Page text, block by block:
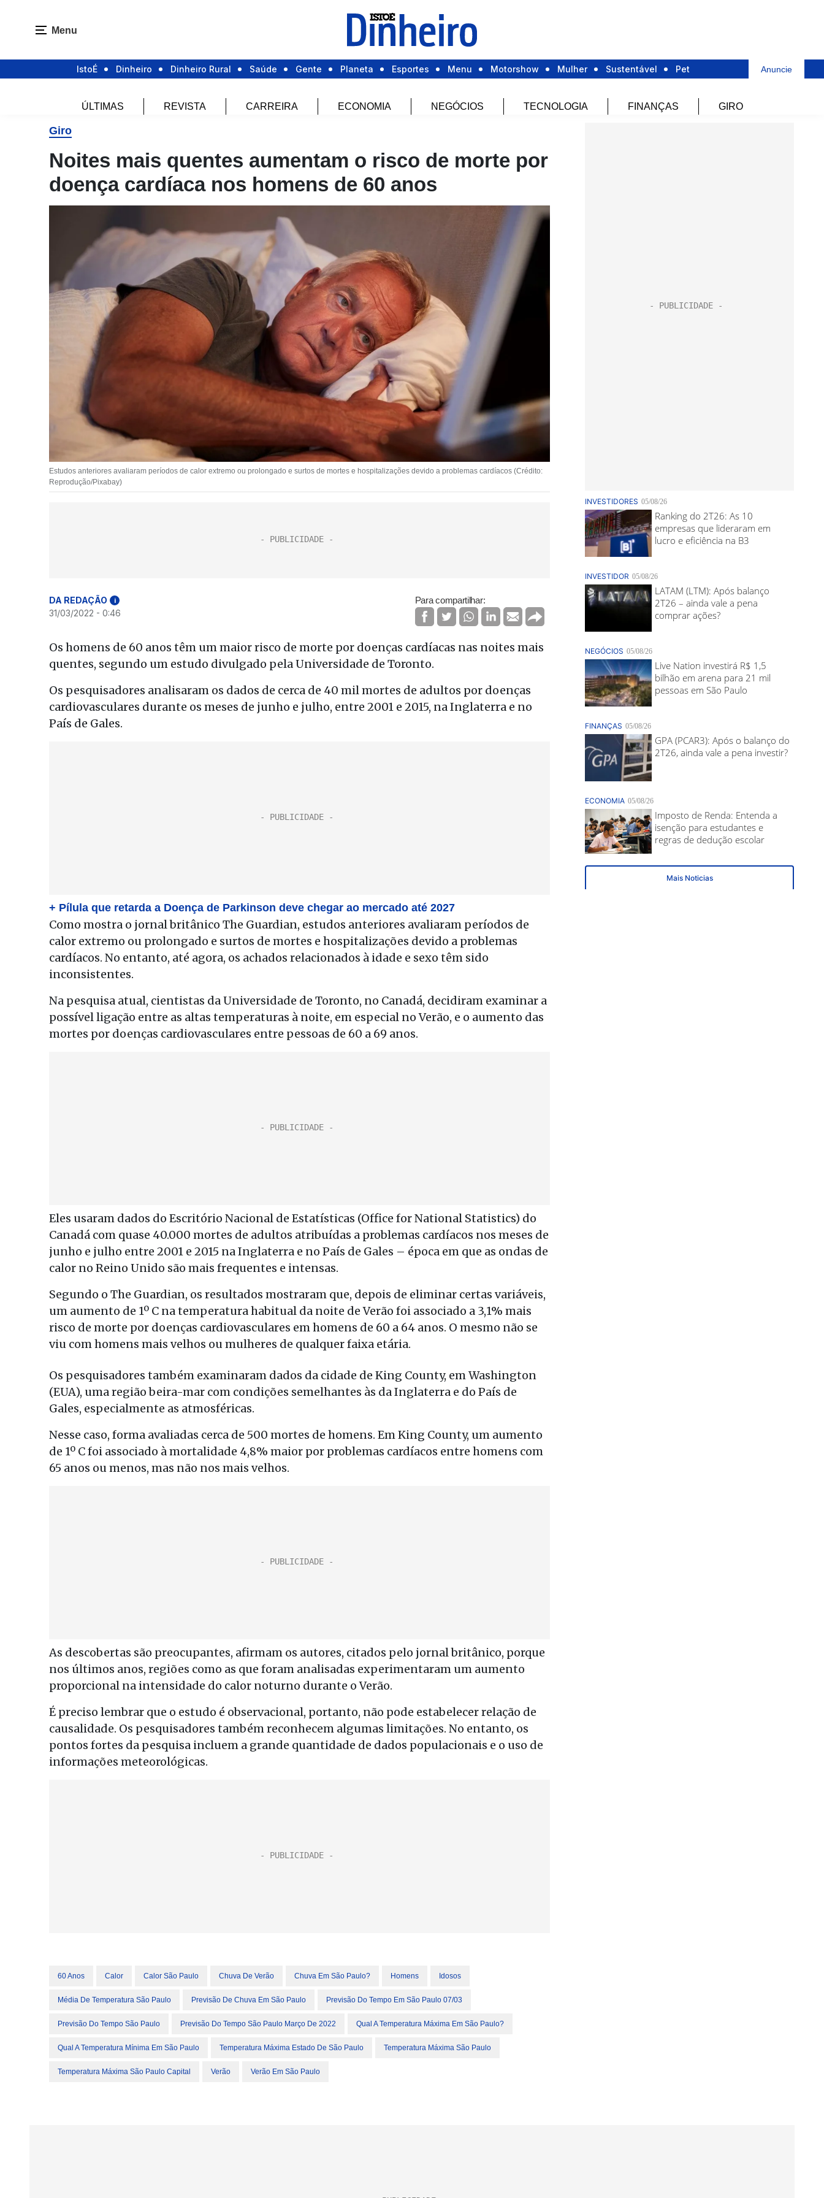
Menu
IstoÉ Dinheiro Dinheiro Rural Saúde Gente Planeta Esportes Menu Motorshow Mulher Sustentável Pet Anuncie
ÚLTIMAS REVISTA CARREIRA ECONOMIA NEGÓCIOS TECNOLOGIA FINANÇAS GIRO
Giro
Noites mais quentes aumentam o risco de morte por
doença cardíaca nos homens de 60 anos
Estudos anteriores avaliaram períodos de calor extremo ou prolongado e surtos de mortes e hospitalizações devido a problemas cardíacos (Crédito:
Reprodução/Pixabay)
DA REDAÇÃO i
31/03/2022 - 0:46
Para compartilhar:
Os homens de 60 anos têm um maior risco de morte por doenças cardíacas nas noites mais
quentes, segundo um estudo divulgado pela Universidade de Toronto.
Os pesquisadores analisaram os dados de cerca de 40 mil mortes de adultos por doenças
cardiovasculares durante os meses de junho e julho, entre 2001 e 2015, na Inglaterra e no
País de Gales.
+ Pílula que retarda a Doença de Parkinson deve chegar ao mercado até 2027
Como mostra o jornal britânico The Guardian, estudos anteriores avaliaram períodos de
calor extremo ou prolongado e surtos de mortes e hospitalizações devido a problemas
cardíacos. No entanto, até agora, os achados relacionados à idade e sexo têm sido
inconsistentes.
Na pesquisa atual, cientistas da Universidade de Toronto, no Canadá, decidiram examinar a
possível ligação entre as altas temperaturas à noite, em especial no Verão, e o aumento das
mortes por doenças cardiovasculares entre pessoas de 60 a 69 anos.
Eles usaram dados do Escritório Nacional de Estatísticas (Office for National Statistics) do
Canadá com quase 40.000 mortes de adultos atribuídas a problemas cardíacos nos meses de
junho e julho entre 2001 e 2015 na Inglaterra e no País de Gales – época em que as ondas de
calor no Reino Unido são mais frequentes e intensas.
Segundo o The Guardian, os resultados mostraram que, depois de eliminar certas variáveis,
um aumento de 1º C na temperatura habitual da noite de Verão foi associado a 3,1% mais
risco de morte por doenças cardiovasculares em homens de 60 a 64 anos. O mesmo não se
viu com homens mais velhos ou mulheres de qualquer faixa etária.
Os pesquisadores também examinaram dados da cidade de King County, em Washington
(EUA), uma região beira-mar com condições semelhantes às da Inglaterra e do País de
Gales, especialmente as atmosféricas.
Nesse caso, forma avaliadas cerca de 500 mortes de homens. Em King County, um aumento
de 1º C foi associado à mortalidade 4,8% maior por problemas cardíacos entre homens com
65 anos ou menos, mas não nos mais velhos.
As descobertas são preocupantes, afirmam os autores, citados pelo jornal britânico, porque
nos últimos anos, regiões como as que foram analisadas experimentaram um aumento
proporcional na intensidade do calor noturno durante o Verão.
É preciso lembrar que o estudo é observacional, portanto, não pode estabelecer relação de
causalidade. Os pesquisadores também reconhecem algumas limitações. No entanto, os
pontos fortes da pesquisa incluem a grande quantidade de dados populacionais e o uso de
informações meteorológicas.
60 Anos Calor Calor São Paulo Chuva De Verão Chuva Em São Paulo? Homens Idosos
Média De Temperatura São Paulo Previsão De Chuva Em São Paulo Previsão Do Tempo Em São Paulo 07/03
Previsão Do Tempo São Paulo Previsão Do Tempo São Paulo Março De 2022 Qual A Temperatura Máxima Em São Paulo?
Qual A Temperatura Mínima Em São Paulo Temperatura Máxima Estado De São Paulo Temperatura Máxima São Paulo
Temperatura Máxima São Paulo Capital Verão Verão Em São Paulo